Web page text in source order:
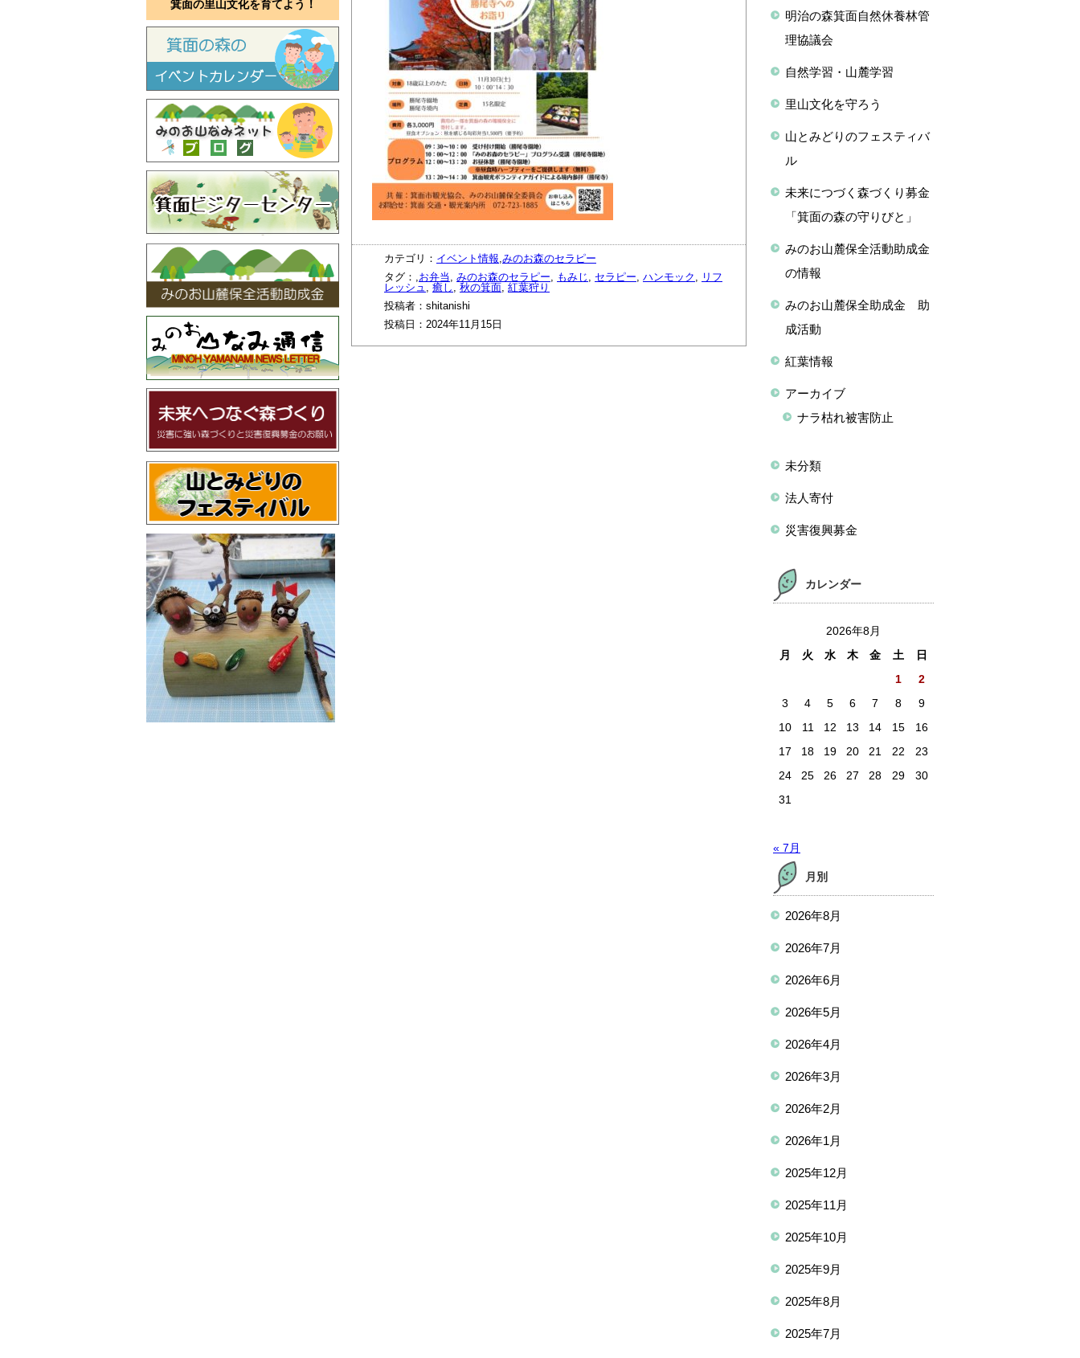
箕面の里山文化を育てよう！
カテゴリ： イベント情報 みのお森のセラピー
タグ：, お弁当 みのお森のセラピー もみじ セラピー ハンモック
リフ
レッシュ
癒し 秋の箕面 紅葉狩り
投稿者：shitanishi
投稿日：2024年11月15日
明治の森箕面自然休養林管
理協議会
自然学習・山麓学習
里山文化を守ろう
山とみどりのフェスティバ
ル
未来につづく森づくり募金
「箕面の森の守りびと」
みのお山麓保全活動助成金
の情報
みのお山麓保全助成金 助
成活動
紅葉情報
アーカイブ
ナラ枯れ被害防止
未分類
法人寄付
災害復興募金
カレンダー
2026年8月
月
火 水 木 金 土
日
1
2
3
4 5 6 7 8
9
10
11 12 13 14 15
16
17
18 19 20 21 22
23
24
25 26 27 28 29
30
31
« 7月
月別
2026年8月
2026年7月
2026年6月
2026年5月
2026年4月
2026年3月
2026年2月
2026年1月
2025年12月
2025年11月
2025年10月
2025年9月
2025年8月
2025年7月